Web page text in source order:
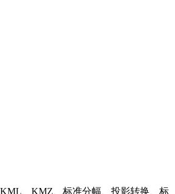
、KMZ、标准分幅、投影转换、标